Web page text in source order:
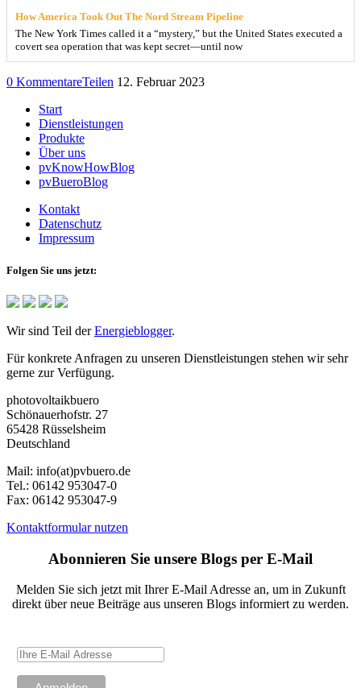
How America Took Out The Nord Stream Pipeline
The New York Times called it a “mystery,” but the United States executed a
covert sea operation that was kept secret—until now
0 KommentareTeilen 12. Februar 2023
Start
Dienstleistungen
Produkte
Über uns
pvKnowHowBlog
pvBueroBlog
Kontakt
Datenschutz
Impressum
Folgen Sie uns jetzt:
Wir sind Teil derEnergieblogger.
Für konkrete Anfragen zu unseren Dienstleistungen stehen wir sehr
gerne zur Verfügung.
photovoltaikbuero
Schönauerhofstr. 27
65428 Rüsselsheim
Deutschland
Mail: info(at)pvbuero.de
Tel.: 06142 953047-0
Fax: 06142 953047-9
Kontaktformular nutzen
Abonnieren Sie unsere Blogs per E-Mail
Melden Sie sich jetzt mit Ihrer E-Mail Adresse an, um in Zukunft
direkt über neue Beiträge aus unseren Blogs informiert zu werden.